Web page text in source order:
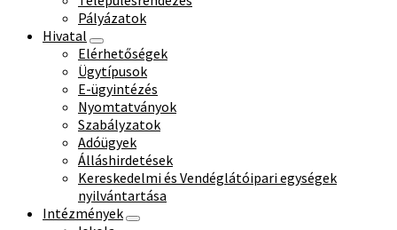
Pályázatok
Hivatal
Elérhetőségek
Ügytípusok
E-ügyintézés
Nyomtatványok
Szabályzatok
Adóügyek
Álláshirdetések
Kereskedelmi és Vendéglátóipari egységek
nyilvántartása
Intézmények